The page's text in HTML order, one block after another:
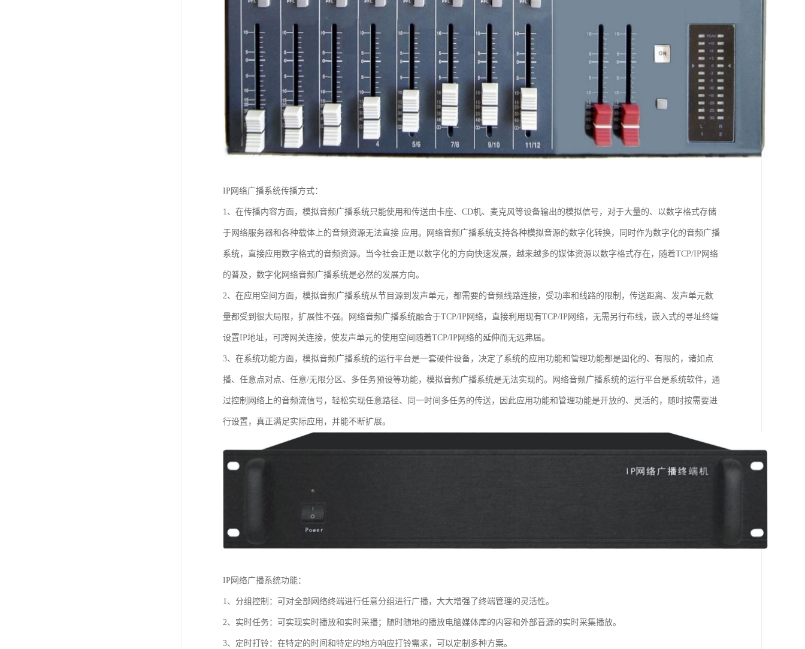
IP网络广播系统传播方式：
1、在传播内容方面，模拟音频广播系统只能使用和传送由卡座、CD机、麦克风等设备输出的模拟信号，对于大量的、以数字格式存储
于网络服务器和各种载体上的音频资源无法直接 应用。网络音频广播系统支持各种模拟音源的数字化转换，同时作为数字化的音频广播
系统，直接应用数字格式的音频资源。当今社会正是以数字化的方向快速发展，越来越多的媒体资源以数字格式存在，随着TCP/IP网络
的普及，数字化网络音频广播系统是必然的发展方向。
2、在应用空间方面，模拟音频广播系统从节目源到发声单元，都需要的音频线路连接，受功率和线路的限制，传送距离、发声单元数
量都受到很大局限，扩展性不强。网络音频广播系统融合于TCP/IP网络，直接利用现有TCP/IP网络，无需另行布线，嵌入式的寻址终端
设置IP地址，可跨网关连接，使发声单元的使用空间随着TCP/IP网络的延伸而无远弗届。
3、在系统功能方面，模拟音频广播系统的运行平台是一套硬件设备，决定了系统的应用功能和管理功能都是固化的、有限的，诸如点
播、任意点对点、任意/无限分区、多任务预设等功能，模拟音频广播系统是无法实现的。网络音频广播系统的运行平台是系统软件，通
过控制网络上的音频流信号，轻松实现任意路径、同一时间多任务的传送，因此应用功能和管理功能是开放的、灵活的，随时按需要进
行设置，真正满足实际应用，并能不断扩展。
IP网络广播系统功能：
1、分组控制：可对全部网络终端进行任意分组进行广播，大大增强了终端管理的灵活性。
2、实时任务：可实现实时播放和实时采播；随时随地的播放电脑媒体库的内容和外部音源的实时采集播放。
3、定时打铃：在特定的时间和特定的地方响应打铃需求，可以定制多种方案。